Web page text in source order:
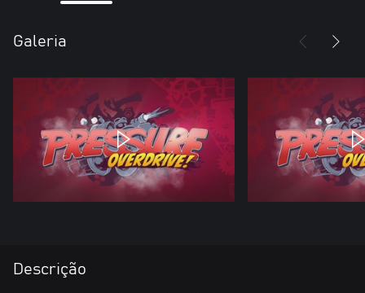
Galeria
Descrição